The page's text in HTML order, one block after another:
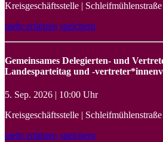
Kreisgeschäftsstelle |
mehr erfahren speichern
Gemeinsames Delegierten- und
Landesparteitag und -
5. Sep. 2026 | 10:00 Uhr
Kreisgeschäftsstelle |
mehr erfahren speichern